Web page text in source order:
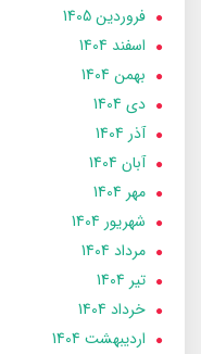
فروردین 1405
اسفند 1404
بهمن 1404
دی 1404
آذر 1404
آبان 1404
مهر 1404
شهریور 1404
مرداد 1404
تير 1404
خرداد 1404
ارديبهشت 1404